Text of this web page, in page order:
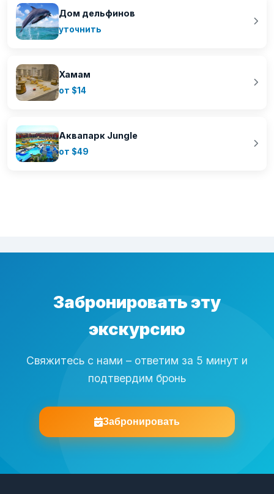
Дом дельфинов
уточнить
Хамам
от $14
Аквапарк Jungle
от $49
Забронировать эту
экскурсию
Свяжитесь с нами – ответим за 5 минут и
подтвердим бронь
Забронировать